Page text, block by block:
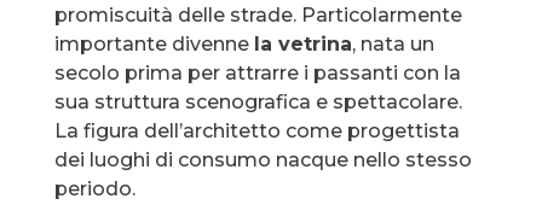
promiscuità delle strade. Particolarmente
importante divenne la vetrina, nata un
secolo prima per attrarre i passanti con la
sua struttura scenografica e spettacolare.
La figura dell’architetto come progettista
dei luoghi di consumo nacque nello stesso
periodo.